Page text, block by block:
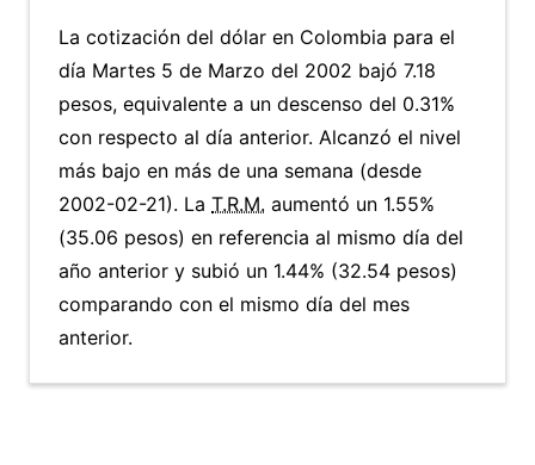
La cotización del dólar en Colombia para el
día Martes 5 de Marzo del 2002 bajó 7.18
pesos, equivalente a un descenso del 0.31%
con respecto al día anterior. Alcanzó el nivel
más bajo en más de una semana (desde
2002-02-21). La T.R.M. aumentó un 1.55%
(35.06 pesos) en referencia al mismo día del
año anterior y subió un 1.44% (32.54 pesos)
comparando con el mismo día del mes
anterior.